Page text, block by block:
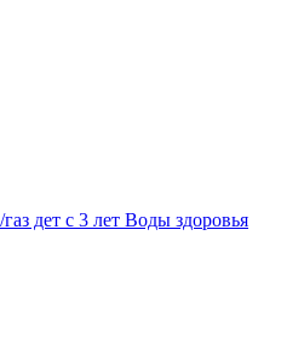
дет с 3 лет Воды здоровья